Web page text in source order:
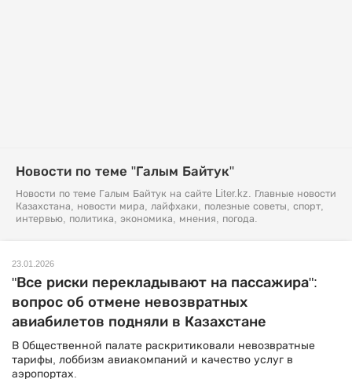
Новости по теме "Галым Байтук"
Новости по теме Галым Байтук на сайте Liter.kz. Главные новости
Казахстана, новости мира, лайфхаки, полезные советы, спорт,
интервью, политика, экономика, мнения, погода.
23.01.2026
"Все риски перекладывают на пассажира":
вопрос об отмене невозвратных
авиабилетов подняли в Казахстане
В Общественной палате раскритиковали невозвратные
тарифы, лоббизм авиакомпаний и качество услуг в
аэропортах.